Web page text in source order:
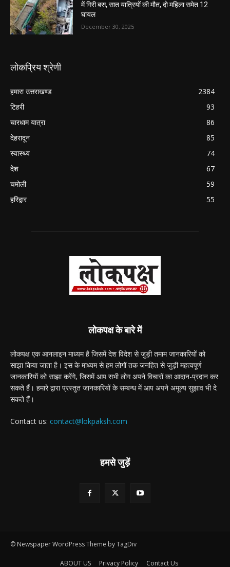
में गिरी बस, सात यात्रियों की मौत, दो महिला समेत 12
घायल
December 30, 2025
लोकप्रिय श्रेणी
हमारा उत्तराखण्ड
2384
टिहरी
93
चारधाम यात्रा
86
देहरादून
85
स्वास्थ्य
74
देश
67
चमोली
59
हरिद्वार
55
लोकपक्ष के बारे में
लोकपक्ष एक आनलाइन माध्यम है जिसमें देश विदेश से जुड़ी तमाम जानकारियों को
साझा किया जाता है। इस के माध्यम से हम लोगों तक जनहित से जुड़ी महत्वपूर्ण
जानकारियों को साझा करेंगे, जिसमें आप सभी लोग अपने विचारों का आदान-प्रदान कर
सकते हैं। हमारे द्वारा प्रस्तुत जानकारियों के सम्बन्ध में आप अपने अमूल्य सुझाव भी दे
सकते हैं।
Contact us: contact@lokpaksh.com
हमसे जुड़ें
© Newspaper WordPress Theme by TagDiv
ABOUT US Privacy Policy Contact Us